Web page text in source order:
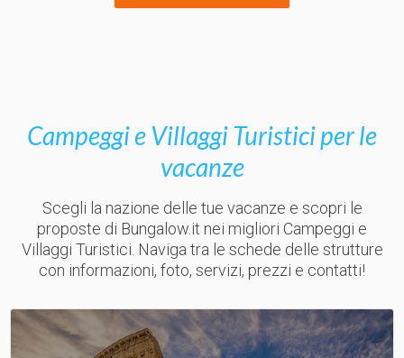
Campeggi e Villaggi Turistici per le
vacanze
Scegli la nazione delle tue vacanze e scopri le
proposte di Bungalow.it nei migliori Campeggi e
Villaggi Turistici. Naviga tra le schede delle strutture
con informazioni, foto, servizi, prezzi e contatti!